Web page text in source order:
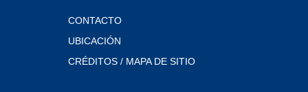
CONTACTO
UBICACIÓN
CRÉDITOS / MAPA DE SITIO